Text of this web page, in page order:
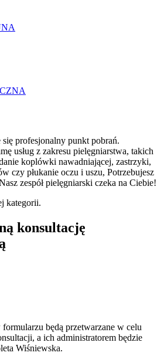
profesjonalny punkt pobrań.
usług z zakresu pielęgniarstwa, takich
koplówki nawadniającej, zastrzyki,
czy płukanie oczu i uszu, Potrzebujesz
zespół pielęgniarski czeka na Ciebie!
kategorii.
konsultację
będą przetwarzane w celu
a ich administratorem będzie
Wiśniewska.